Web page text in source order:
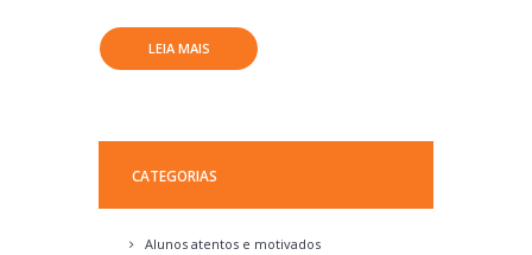
LEIA MAIS
CATEGORIAS
Alunos atentos e motivados